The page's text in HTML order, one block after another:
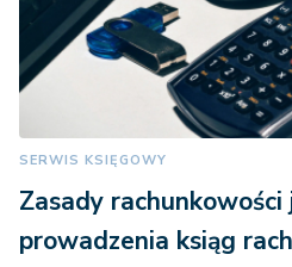
SERWIS KSIĘGOWY
Zasady
prowadzenia ksiąg